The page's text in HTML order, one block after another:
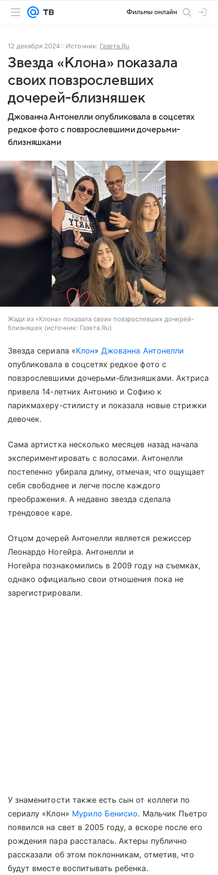
Фильмы онлайн
12 декабря 2024 Источник: Газета.Ru
Звезда «Клона» показала
своих повзрослевших
дочерей-близняшек
Джованна Антонелли опубликовала в соцсетях
редкое фото с повзрослевшими дочерьми-
близняшками
Жади из «Клона» показала своих повзрослевших дочерей-
близняшек
источник: Газета.Ru
Звезда сериала «Клон»Джованна Антонелли
опубликовала в соцсетях редкое фото с
повзрослевшими дочерьми-близняшками. Актриса
привела 14-летних Антонию и Софию к
парикмахеру-стилисту и показала новые стрижки
девочек.
Сама артистка несколько месяцев назад начала
экспериментировать с волосами. Антонелли
постепенно убирала длину, отмечая, что ощущает
себя свободнее и легче после каждого
преображения. А недавно звезда сделала
трендовое каре.
Отцом дочерей Антонелли является режиссер
Леонардо Ногейра. Антонелли и
Ногейра познакомились в 2009 году на съемках,
однако официально свои отношения пока не
зарегистрировали.
У знаменитости также есть сын от коллеги по
сериалу «Клон» Мурило Бенисио. Мальчик Пьетро
появился на свет в 2005 году, а вскоре после его
рождения пара рассталась. Актеры публично
рассказали об этом поклонникам, отметив, что
будут вместе воспитывать ребенка.